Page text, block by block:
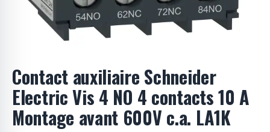
sContact auxiliaire Schneider
Electric Vis 4 NO 4 contacts 10 A
Montage avant 600V c.a. LA1K